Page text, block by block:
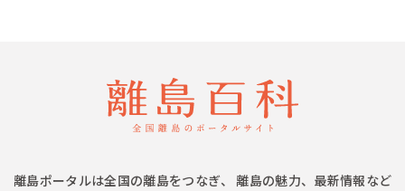
離島ポータルは全国の離島をつなぎ、 離島の魅力、最新情報など